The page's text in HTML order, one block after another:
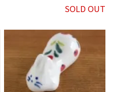
SOLD OUT